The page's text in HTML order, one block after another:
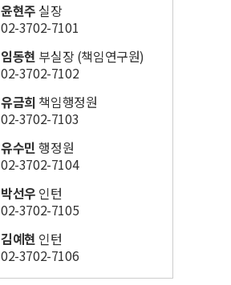
윤현주실장
02-3702-7101​
임동현 부실장 (책임연구원)
02-3702-7102​
유금희 ​ 책임행정원
02-3702-7103​
유수민 ​행정원
02-3702-7104​
박선우 ​ 인턴
02-3702-7105​
김예현 ​ 인턴
02-3702-7106​